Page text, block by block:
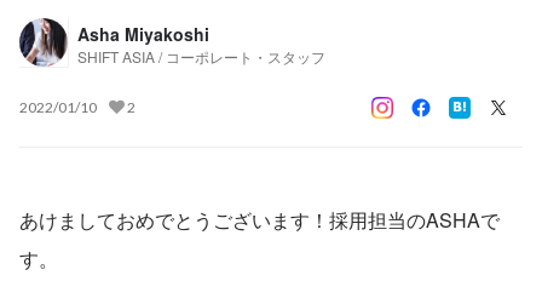
Asha Miyakoshi
SHIFT ASIA / コーポレート・スタッフ
2022/01/10 2
あけましておめでとうございます！採用担当のASHAで
す。